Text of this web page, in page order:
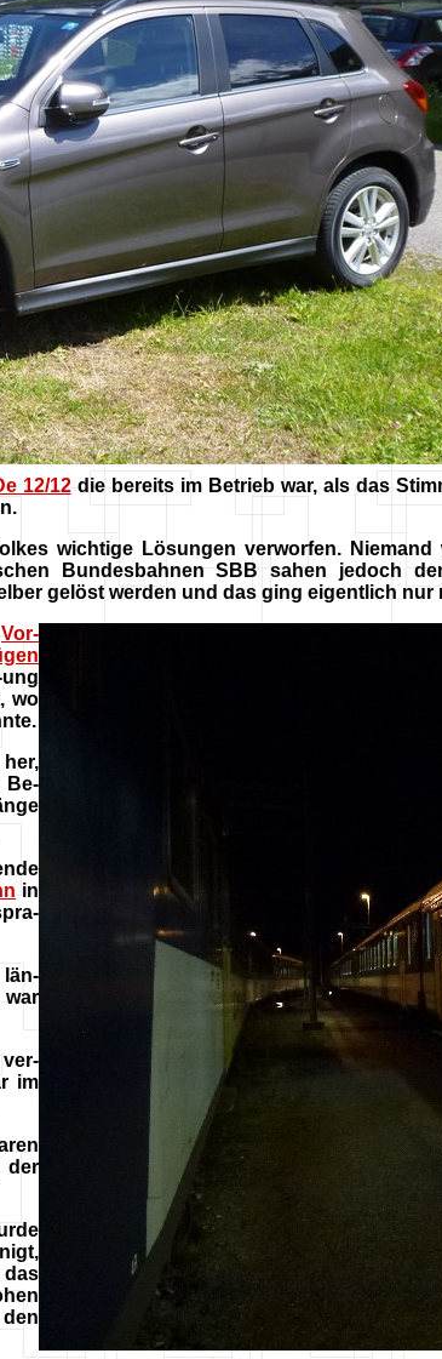
12/12die bereits im Betrieb war, als das
wichtige Lösungen verworfen.
Bundesbahnen SBB sahen jedoch
gelöst werden und das ging eigentlich
Vor-
wo
her,
Be-
in
war
im
der